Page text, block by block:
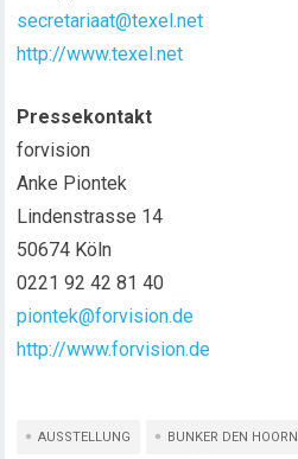
secretariaat@texel.net
http://www.texel.net
Pressekontakt
forvision
Anke Piontek
Lindenstrasse 14
50674 Köln
0221 92 42 81 40
piontek@forvision.de
http://www.forvision.de
AUSSTELLUNG BUNKER DEN HOORN